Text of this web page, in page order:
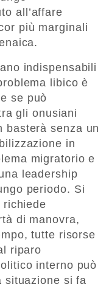
all’affare
più marginali
indispensabili
libico è
se può
gli onusiani
basterà senza un
in
migratorio e
leadership
periodo. Si
richiede
di manovra,
tutte risorse
riparo
interno può
situazione si fa